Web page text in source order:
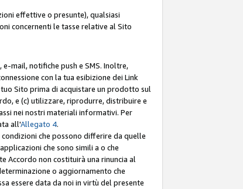
effettive o presunte), qualsiasi
concernenti le tasse relative al Sito
mail, notifiche push e SMS. Inoltre,
con la tua esibizione dei Link
Sito prima di acquistare un prodotto sul
e (c) utilizzare, riprodurre, distribuire e
nei nostri materiali informativi. Per
all'Allegato 4.
che possono differire da quelle
che sono simili a o che
Accordo non costituirà una rinuncia al
o aggiornamento che
essere data da noi in virtù del presente